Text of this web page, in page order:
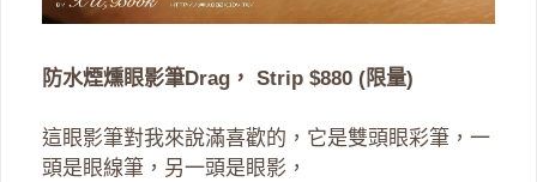
防水煙燻眼影筆Drag， Strip $880 (限量)
這眼影筆對我來說滿喜歡的，它是雙頭眼彩筆，一
頭是眼線筆，另一頭是眼影，